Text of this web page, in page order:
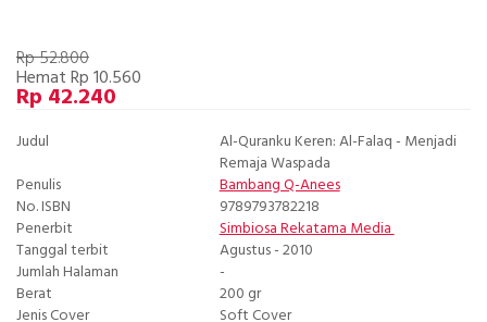
Rp 52.800
Hemat Rp 10.560
Rp 42.240
Judul
Al-Quranku Keren: Al-Falaq - Menjadi
Remaja Waspada
Penulis
Bambang Q-Anees
No. ISBN
9789793782218
Penerbit
Simbiosa Rekatama Media
Tanggal terbit
Agustus - 2010
Jumlah Halaman
-
Berat
200 gr
Jenis Cover
Soft Cover